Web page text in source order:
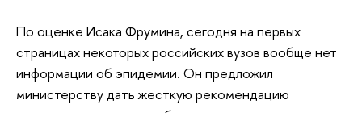
По оценке Исака Фрумина, сегодня на первых
страницах некоторых российских вузов вообще нет
информации об эпидемии. Он предложил
министерству дать жесткую рекомендацию